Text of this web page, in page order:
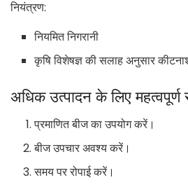
नियंत्रण:
नियमित निगरानी
कृषि विशेषज्ञ की सलाह अनुसार
अधिक उत्पादन के लिए महत्वपूर्ण
प्रमाणित बीज का उपयोग करें।
बीज उपचार अवश्य करें।
समय पर रोपाई करें।